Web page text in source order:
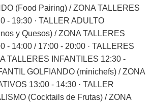
(Food Pairing) / ZONA TALLERES
- 19:30 · TALLER ADULTO
y Quesos) / ZONA TALLERES
- 14:00 / 17:00 - 20:00 · TALLERES
TALLERES INFANTILES 12:30 -
GOLFIANDO (minichefs) / ZONA
13:00 - 14:30 · TALLER
(Cocktails de Frutas) / ZONA